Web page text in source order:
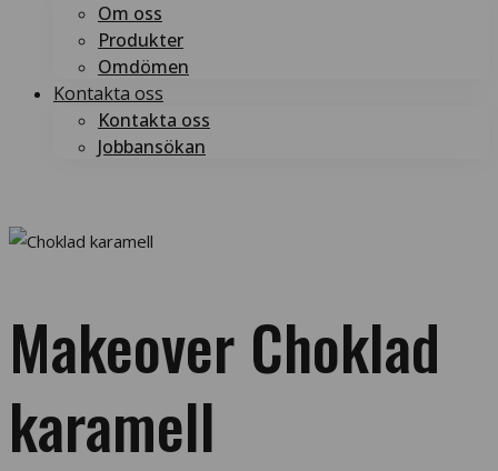
Om oss
Produkter
Omdömen
Kontakta oss
Kontakta oss
Jobbansökan
Makeover Choklad
karamell